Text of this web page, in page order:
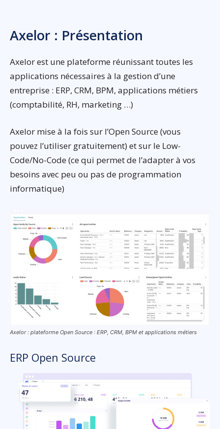
Axelor : Présentation
Axelor est une plateforme réunissant toutes les
applications nécessaires à la gestion d’une
entreprise : ERP, CRM, BPM, applications métiers
(comptabilité, RH, marketing …)
Axelor mise à la fois sur l’Open Source (vous
pouvez l’utiliser gratuitement) et sur le Low-
Code/No-Code (ce qui permet de l’adapter à vos
besoins avec peu ou pas de programmation
informatique)
Axelor : plateforme Open Source : ERP, CRM, BPM et applications métiers
ERP Open Source